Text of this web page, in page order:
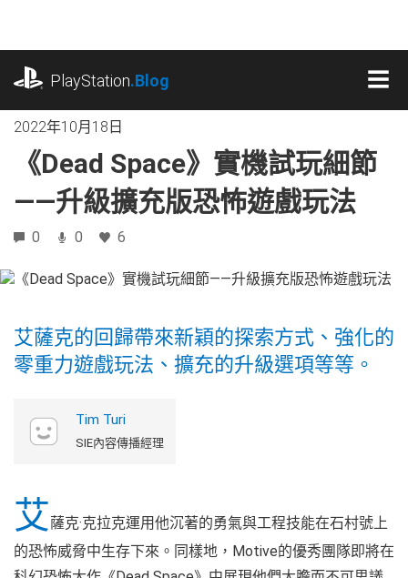
內
PlayStation.Blog
2022年10月18日
《Dead Space》實機試玩細節
——升級擴充版恐怖遊戲玩法
0 0 6
艾薩克的回歸帶來新穎的探索方式、強化的
零重力遊戲玩法、擴充的升級選項等等。
Tim Turi
SIE內容傳播經理
艾薩克·克拉克運用他沉著的勇氣與工程技能在石村號上
的恐怖威脅中生存下來。同樣地，Motive的優秀團隊即將在